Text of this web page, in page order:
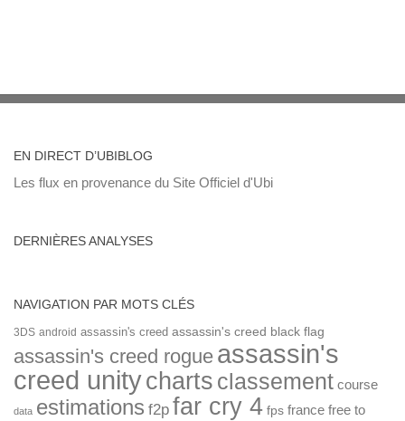
EN DIRECT D’UBIBLOG
Les flux en provenance du Site Officiel d'Ubi
DERNIÈRES ANALYSES
NAVIGATION PAR MOTS CLÉS
3DS android assassin's creed assassin's creed black flag
assassin's creed rogue assassin's
creed unitycharts classement course
data estimations f2p far cry 4 fps france free to